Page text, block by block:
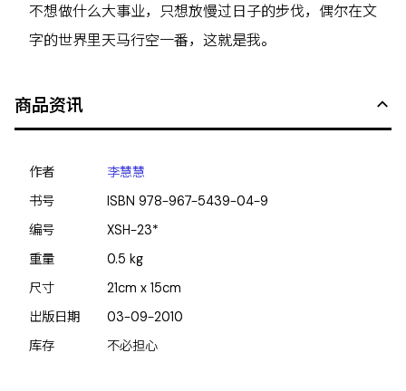
不想做什么大事业，只想放慢过日子的步伐，偶尔在文
字的世界里天马行空一番，这就是我。
商品资讯
作者
李慧慧
书号
ISBN978-967-5439-04-9
编号
XSH-23*
重量
0.5 kg
尺寸
21cm x 15cm
出版日期
03-09-2010
库存
不必担心